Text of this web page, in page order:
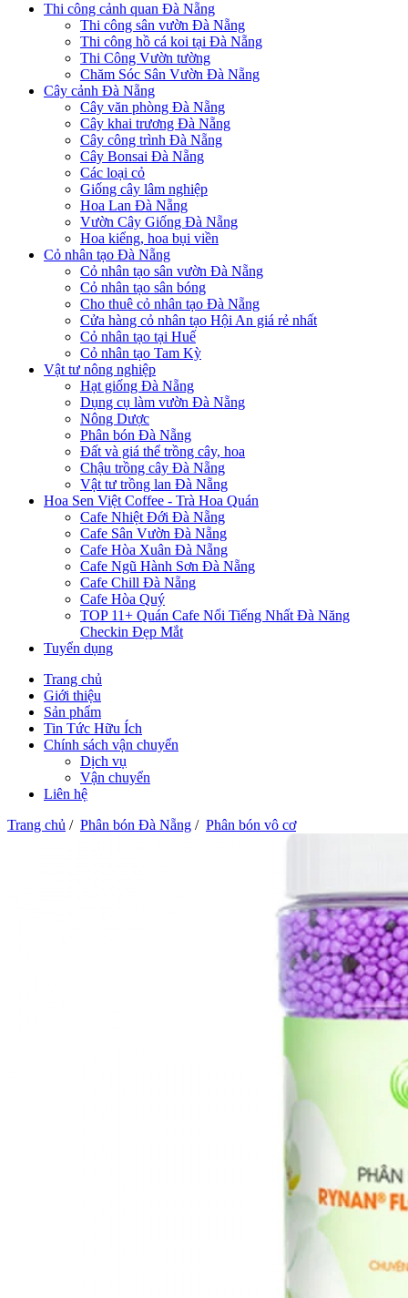
Thi công cảnh quan Đà Nẵng
Thi công sân vườn Đà Nẵng
Thi công hồ cá koi tại Đà Nẵng
Thi Công Vườn tường
Chăm Sóc Sân Vườn Đà Nẵng
Cây cảnh Đà Nẵng
Cây văn phòng Đà Nẵng
Cây khai trương Đà Nẵng
Cây công trình Đà Nẵng
Cây Bonsai Đà Nẵng
Các loại cỏ
Giống cây lâm nghiệp
Hoa Lan Đà Nẵng
Vườn Cây Giống Đà Nẵng
Hoa kiểng, hoa bụi viền
Cỏ nhân tạo Đà Nẵng
Cỏ nhân tạo sân vườn Đà Nẵng
Cỏ nhân tạo sân bóng
Cho thuê cỏ nhân tạo Đà Nẵng
Cửa hàng cỏ nhân tạo Hội An giá rẻ nhất
Cỏ nhân tạo tại Huế
Cỏ nhân tạo Tam Kỳ
Vật tư nông nghiệp
Hạt giống Đà Nẵng
Dụng cụ làm vườn Đà Nẵng
Nông Dược
Phân bón Đà Nẵng
Đất và giá thể trồng cây, hoa
Chậu trồng cây Đà Nẵng
Vật tư trồng lan Đà Nẵng
Hoa Sen Việt Coffee - Trà Hoa Quán
Cafe Nhiệt Đới Đà Nẵng
Cafe Sân Vườn Đà Nẵng
Cafe Hòa Xuân Đà Nẵng
Cafe Ngũ Hành Sơn Đà Nẵng
Cafe Chill Đà Nẵng
Cafe Hòa Quý
TOP 11+ Quán Cafe Nổi Tiếng Nhất Đà Năng
Checkin Đẹp Mắt
Tuyển dụng
Trang chủ
Giới thiệu
Sản phẩm
Tin Tức Hữu Ích
Chính sách vận chuyển
Dịch vụ
Vận chuyển
Liên hệ
Trang chủ / Phân bón Đà Nẵng / Phân bón vô cơ